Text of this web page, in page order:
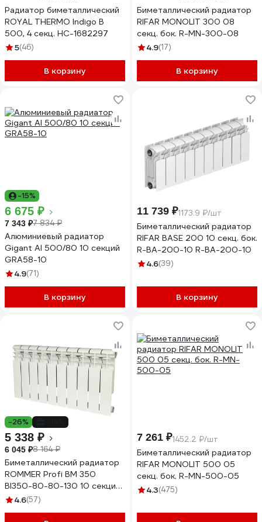
Радиатор биметаллический
ROYAL THERMO Indigo B
500, 4 секц. НС-1682297
5(46)
В корзину
Биметаллический радиатор
RIFAR MONOLIT 300 08
секц. бок. R-MN-300-08
4.9(17)
В корзину
-15%
6 675 ₽
7 343 ₽7 834 ₽
Алюминиевый радиатор
Gigant Al 500/80 10 секций
GRA58-10
4.9(71)
В корзину
11 739 ₽1173.9 ₽/шт
Биметаллический радиатор
RIFAR BASE 200 10 секц. бок.
R-BA-200-10 R-BA-200-10
4.6(39)
В корзину
-26%
5 338 ₽
6 045 ₽8 164 ₽
Биметаллический радиатор
ROMMER Profi BM 350
BI350-80-80-130 10 секций
RAL9016 86632
4.6(57)
7 261 ₽1452.2 ₽/шт
Биметаллический радиатор
RIFAR MONOLIT 500 05
секц. бок. R-MN-500-05
4.3(475)